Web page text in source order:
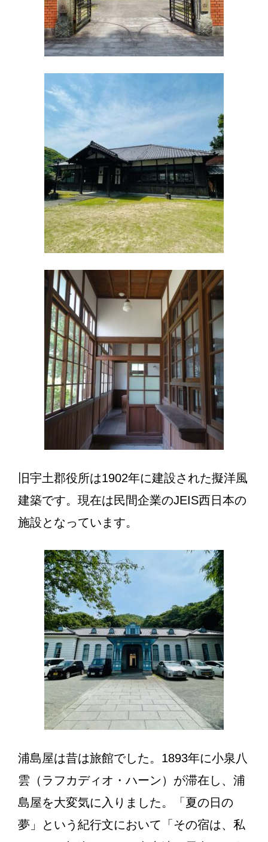
旧宇土郡役所は1902年に建設された擬洋風
建築です。現在は民間企業のJEIS西日本の
施設となっています。
浦島屋は昔は旅館でした。1893年に小泉八
雲（ラフカディオ・ハーン）が滞在し、浦
島屋を大変気に入りました。「夏の日の
夢」という紀行文において「その宿は、私